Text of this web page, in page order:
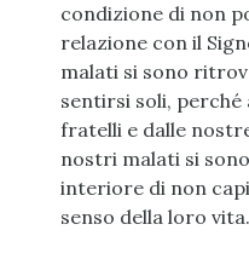
condizione di non
relazione con il
malati si sono
sentirsi soli,
fratelli e dalle
nostri malati si
interiore di non
senso della loro vita.